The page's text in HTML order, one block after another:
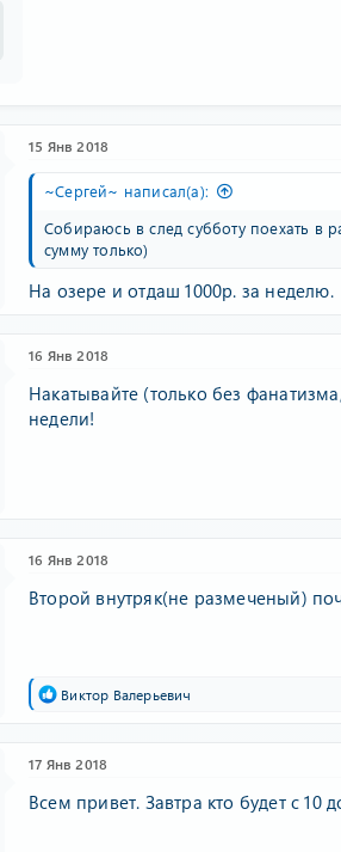
15 Янв 2018
~Сергей~ написал(а):
Собираюсь в след субботу поехать в
сумму только)
На озере и отдаш 1000р. за неделю.
16 Янв 2018
Накатывайте (только без
недели!
16 Янв 2018
Второй внутряк(не размеченый)
Р
ц
и
Виктор Валерьевич
17 Янв 2018
Всем привет. Завтра кто будет с 10